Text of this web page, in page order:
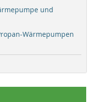
und
Wärmepumpen